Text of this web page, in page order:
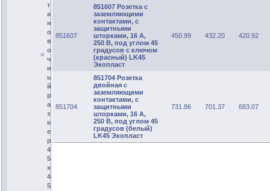
т
а
н
о
в
о
ч
н
ы
й
р
а
з
м
е
р
4
5
х
4
5
851607
851607 Розетка с
заземляющими
контактами, с
защитными
шторками, 16 А,
250 В, под углом 45
градусов с ключом
(красный) LK45
Экопласт
450.99 432.20 420.92
851704
851704 Розетка
двойная с
заземляющими
контактами, с
защитными
шторками, 16 А,
250 В, под углом 45
градусов (белый)
LK45 Экопласт
731.86 701.37 683.07